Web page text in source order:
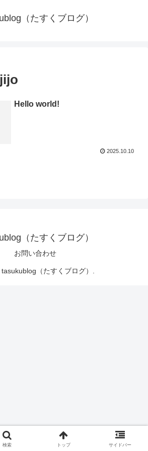
（たすくブログ）
Hello world!
2025.10.10
（たすくブログ）
お問い合わせ
（たすくブログ）.
検索 トップ サイドバー